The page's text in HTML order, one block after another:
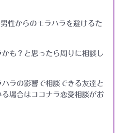
性からのモラハラを避けるた
も？と思ったら周りに相談し
ラの影響で相談できる友達と
る場合はココナラ恋愛相談がお